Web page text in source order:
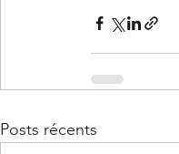
Posts récents